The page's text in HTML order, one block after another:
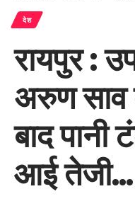
देश
रायपुर :
अरुण साव
बाद पानी
आई तेजी…